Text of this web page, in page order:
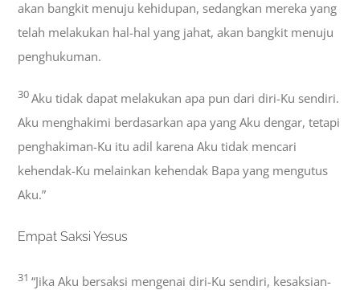
akan bangkit menuju kehidupan, sedangkan mereka yang
telah melakukan hal-hal yang jahat, akan bangkit menuju
penghukuman.
30Aku tidak dapat melakukan apa pun dari diri-Ku sendiri.
Aku menghakimi berdasarkan apa yang Aku dengar, tetapi
penghakiman-Ku itu adil karena Aku tidak mencari
kehendak-Ku melainkan kehendak Bapa yang mengutus
Aku.”
Empat Saksi Yesus
31“Jika Aku bersaksi mengenai diri-Ku sendiri, kesaksian-